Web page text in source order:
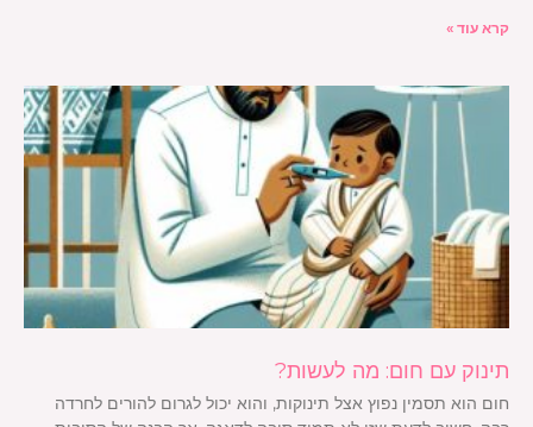
קרא עוד »
תינוק עם חום: מה לעשות?
חום הוא תסמין נפוץ אצל תינוקות, והוא יכול לגרום להורים לחרדה